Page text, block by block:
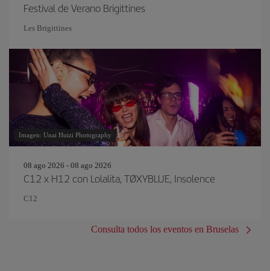
Festival de Verano Brigittines
Les Brigittines
Imagen: Unai Huizi Photography
08 ago 2026 - 08 ago 2026
C12 x H12 con Lolalita, TØXYBLUE, Insolence
C12
Consulta todos los eventos en Bruselas